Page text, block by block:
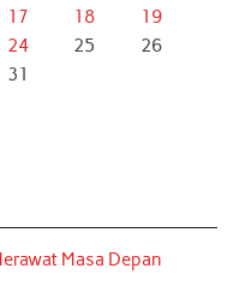
17 18
19
24 25
26
31
Masa Depan